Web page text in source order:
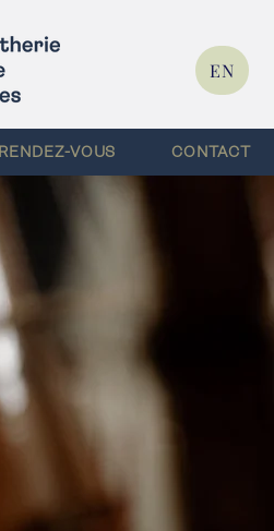
EN
RENDEZ-VOUS CONTACT